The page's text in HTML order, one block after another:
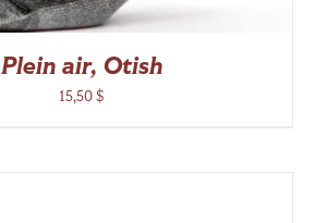
Plein air, Otish
15,50$